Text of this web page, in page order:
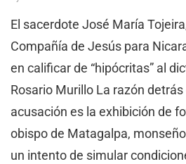
El sacerdote José María
Compañía de Jesús para
en calificar de “hipócritas” al
Rosario Murillo La razón
acusación es la exhibición de
obispo de Matagalpa,
un intento de simular